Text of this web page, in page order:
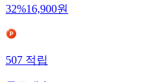
32%16,900원
507적립